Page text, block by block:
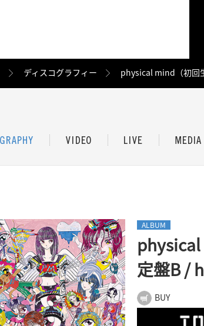
ディスコグラフィー physical mind（初回
ALBUM
physical
定盤B /
BUY